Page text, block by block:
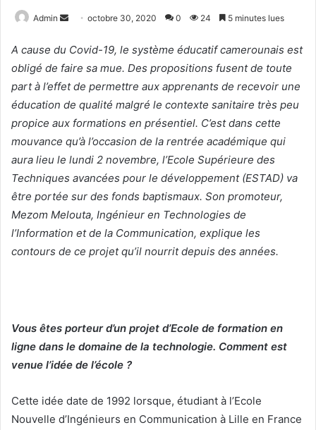
Admin
v
o
y
e
r
r
r
i
octobre 30, 2020 0 24 5 minutes lues
A cause du Covid-19, le système éducatif camerounais est
obligé de faire sa mue. Des propositions fusent de toute
part à l’effet de permettre aux apprenants de recevoir une
éducation de qualité malgré le contexte sanitaire très peu
propice aux formations en présentiel. C’est dans cette
mouvance qu’à l’occasion de la rentrée académique qui
aura lieu le lundi 2 novembre, l’Ecole Supérieure des
Techniques avancées pour le développement (ESTAD) va
être portée sur des fonds baptismaux. Son promoteur,
Mezom Melouta, Ingénieur en Technologies de
l’Information et de la Communication, explique les
contours de ce projet qu’il nourrit depuis des années.
Vous êtes porteur d’un projet d’Ecole de formation en
ligne dans le domaine de la technologie. Comment est
venue l’idée de l’école ?
Cette idée date de 1992 lorsque, étudiant à l’Ecole
Nouvelle d’Ingénieurs en Communication à Lille en France